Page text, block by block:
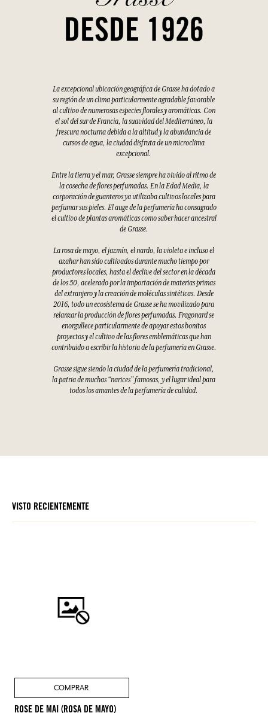
DESDE 1926
La excepcional ubicación geográfica de Grasse ha dotado a
su región de un clima particularmente agradable favorable
al cultivo de numerosas especies florales y aromáticas. Con
el sol del sur de Francia, la suavidad del Mediterráneo, la
frescura nocturna debida a la altitud y la abundancia de
cursos de agua, la ciudad disfruta de un microclima
excepcional.
Entre la tierra y el mar, Grasse siempre ha vivido al ritmo de
la cosecha de flores perfumadas. En la Edad Media, la
corporación de guanteros ya utilizaba cultivos locales para
perfumar sus pieles. El auge de la perfumería ha consagrado
el cultivo de plantas aromáticas como saber hacer ancestral
de Grasse.
La rosa de mayo, el jazmín, el nardo, la violeta e incluso el
azahar han sido cultivados durante mucho tiempo por
productores locales, hasta el declive del sector en la década
de los 50, acelerado por la importación de materias primas
del extranjero y la creación de moléculas sintéticas. Desde
2016, todo un ecosistema de Grasse se ha movilizado para
relanzar la producción de flores perfumadas. Fragonard se
enorgullece particularmente de apoyar estos bonitos
proyectos y el cultivo de las flores emblemáticas que han
contribuido a escribir la historia de la perfumería en Grasse.
Grasse sigue siendo la ciudad de la perfumería tradicional,
la patria de muchas “narices” famosas, y el lugar ideal para
todos los amantes de la perfumería de calidad.
VISTO RECIENTEMENTE
COMPRAR
ROSE DE MAI (ROSA DE MAYO)